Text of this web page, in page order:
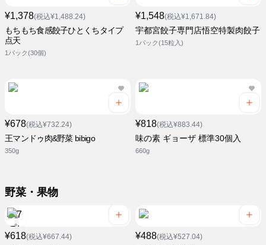
¥1,378(税込¥1,488.24)
もちもち食感餃子ひとくちタイプ
点天
1パック(30個)
¥1,548(税込¥1,671.84)
宇都宮餃子専門店悟空特製肉餃子
1パック(15粒入)
¥678(税込¥732.24)
王マンドゥ肉&野菜 bibigo
350g
¥818(税込¥883.44)
味の素 ギョーザ 標準30個入
660g
野菜・果物
¥618(税込¥667.44) ¥488(税込¥527.04)